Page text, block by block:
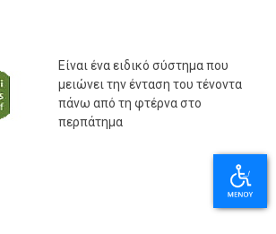
Είναι ένα ειδικό σύστημα που
μειώνει την ένταση του τένοντα
πάνω από τη φτέρνα στο
περπάτημα